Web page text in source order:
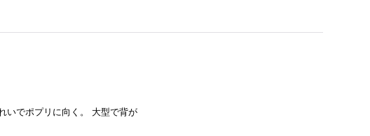
いでポプリに向く。 大型で背が